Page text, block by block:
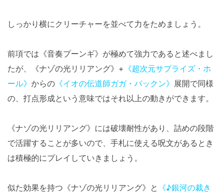
しっかり横にクリーチャーを並べて力をためましょう。
前項では《音奏プーンギ》が極めて強力であると述べまし
たが、《ナゾの光リリアング》+ 《超次元サプライズ・ホ
ール》 からの 《イオの伝道師ガガ・パックン》 展開で同様
の、打点形成という意味ではそれ以上の動きができます。
《ナゾの光リリアング》には破壊耐性があり、詰めの段階
で活躍することが多いので、手札に使える呪文があるとき
は積極的にプレイしていきましょう。
似た効果を持つ《ナゾの光リリアング》と 《♪銀河の裁き